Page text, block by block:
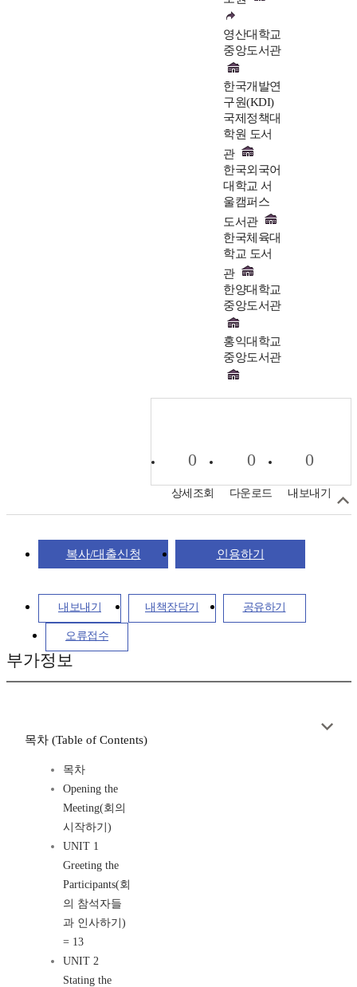
영산대학교
중앙도서관
한국개발연
구원(KDI)
국제정책대
학원 도서
관
한국외국어
대학교 서
울캠퍼스
도서관
한국체육대
학교 도서
관
한양대학교
중앙도서관
홍익대학교
중앙도서관
0
상세조회
0
다운로드
0
내보내기
복사/대출신청 인용하기
내보내기 내책장담기 공유하기
오류접수
부가정보
목차 (Table of Contents)
목차
Opening the
Meeting(회의
시작하기)
UNIT 1
Greeting the
Participants(회
의 참석자들
과 인사하기)
= 13
UNIT 2
Stating the